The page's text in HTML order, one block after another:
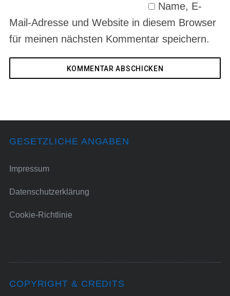
Name, E-
Mail-Adresse und Website in diesem Browser
für meinen nächsten Kommentar speichern.
GESETZLICHE ANGABEN
Impressum
Datenschutzerklärung
Cookie-Richtlinie
COPYRIGHT & CREDITS